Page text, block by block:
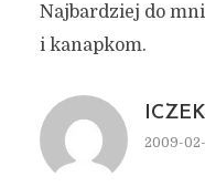
Najbardziej do
i kanapkom.
ICZEK
2009-02-